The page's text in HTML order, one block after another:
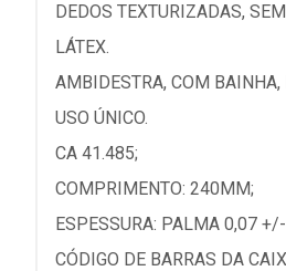
DEDOS TEXTURIZADAS,
LÁTEX.
AMBIDESTRA, COM BAINHA,
USO ÚNICO.
CA 41.485;
COMPRIMENTO: 240MM;
ESPESSURA: PALMA 0,07
CÓDIGO DE BARRAS DA